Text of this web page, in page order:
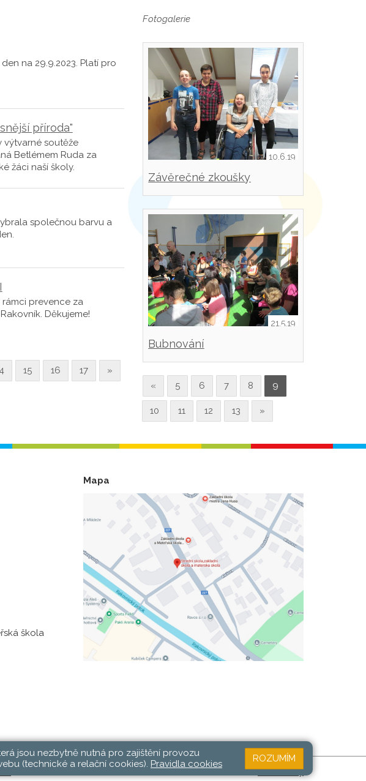
na 29.9.2023. Platí pro
příroda"
výtvarné soutěže
Betlémem Ruda za
žáci naší školy.
společnou barvu a
prevence za
Děkujeme!
15 16 17 »
Fotogalerie
10.6.19
Závěrečné zkoušky
21.5.19
Bubnování
« 5 6 7 8 9
10 11 12 13 »
škola
Mapa
Web školy
jsou nezbytně nutná pro zajištění provozu
(technické a relační cookies). Pravidla cookies
ROZUMÍM